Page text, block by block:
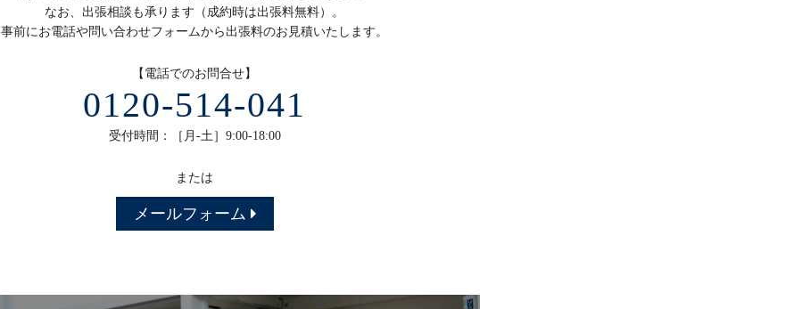
なお、出張相談も承ります（成約時は出張料無料）。
事前にお電話や問い合わせフォームから出張料のお見積いたします。
【電話でのお問合せ】
0120-514-041
受付時間：［月-土］9:00-18:00
または
メールフォーム